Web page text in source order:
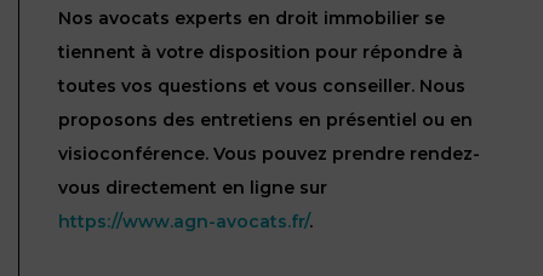
Nos avocats experts en droit immobilier se
tiennent à votre disposition pour répondre à
toutes vos questions et vous conseiller. Nous
proposons des entretiens en présentiel ou en
visioconférence. Vous pouvez prendre rendez-
vous directement en ligne sur
https://www.agn-avocats.fr/.